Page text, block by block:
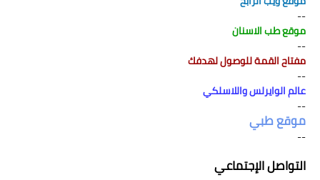
--
موقع طب الاسنان
--
مفتاح القمة للوصول لهدفك
--
عالم الوايرلس واللاسلكي
--
موقع طبي
--
التواصل الإجتماعي